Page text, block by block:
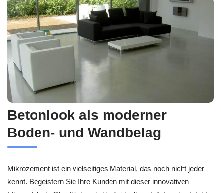
Betonlook als moderner
Boden- und Wandbelag
Mikrozement ist ein vielseitiges Material, das noch nicht jeder
kennt. Begeistern Sie Ihre Kunden mit dieser innovativen